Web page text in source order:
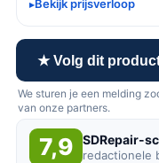
Bekijk prijsverloop
★ Volg dit
We sturen je een melding
van onze partners.
7,9 SDRepair-
redactionele